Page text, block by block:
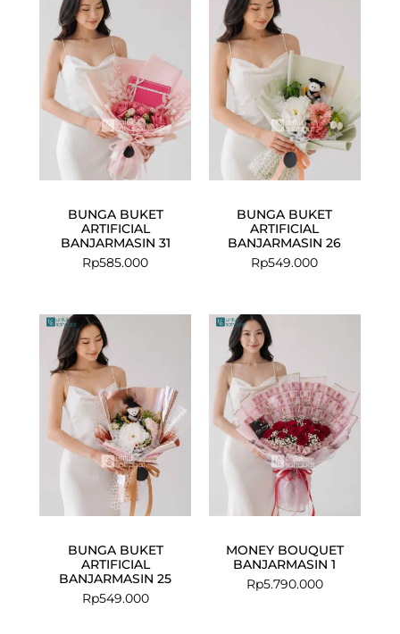
BUNGA BUKET
ARTIFICIAL
BANJARMASIN 31
Rp585.000
BUNGA BUKET
ARTIFICIAL
BANJARMASIN 26
Rp549.000
BUNGA BUKET
ARTIFICIAL
BANJARMASIN 25
Rp549.000
MONEY BOUQUET
BANJARMASIN 1
Rp5.790.000